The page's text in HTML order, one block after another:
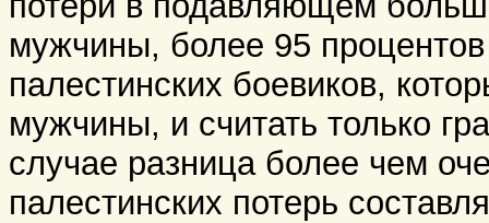
мужчины, более 95
палестинских боевиков,
мужчины, и считать только
случае разница более чем
палестинских потерь